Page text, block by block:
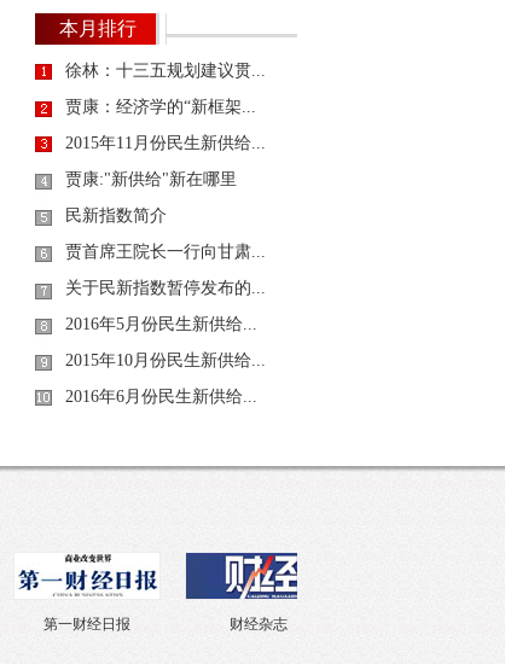
本月排行
徐林：十三五规划建议贯...
贾康：经济学的“新框架...
2015年11月份民生新供给...
贾康:"新供给"新在哪里
民新指数简介
贾首席王院长一行向甘肃...
关于民新指数暂停发布的...
2016年5月份民生新供给...
2015年10月份民生新供给...
2016年6月份民生新供给...
第一财经日报 财经杂志